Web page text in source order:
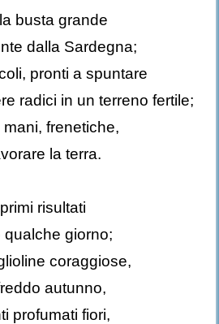
busta grande
dalla Sardegna;
pronti a spuntare
radici in un terreno fertile;
mani, frenetiche,
la terra.
risultati
qualche giorno;
coraggiose,
autunno,
profumati fiori,